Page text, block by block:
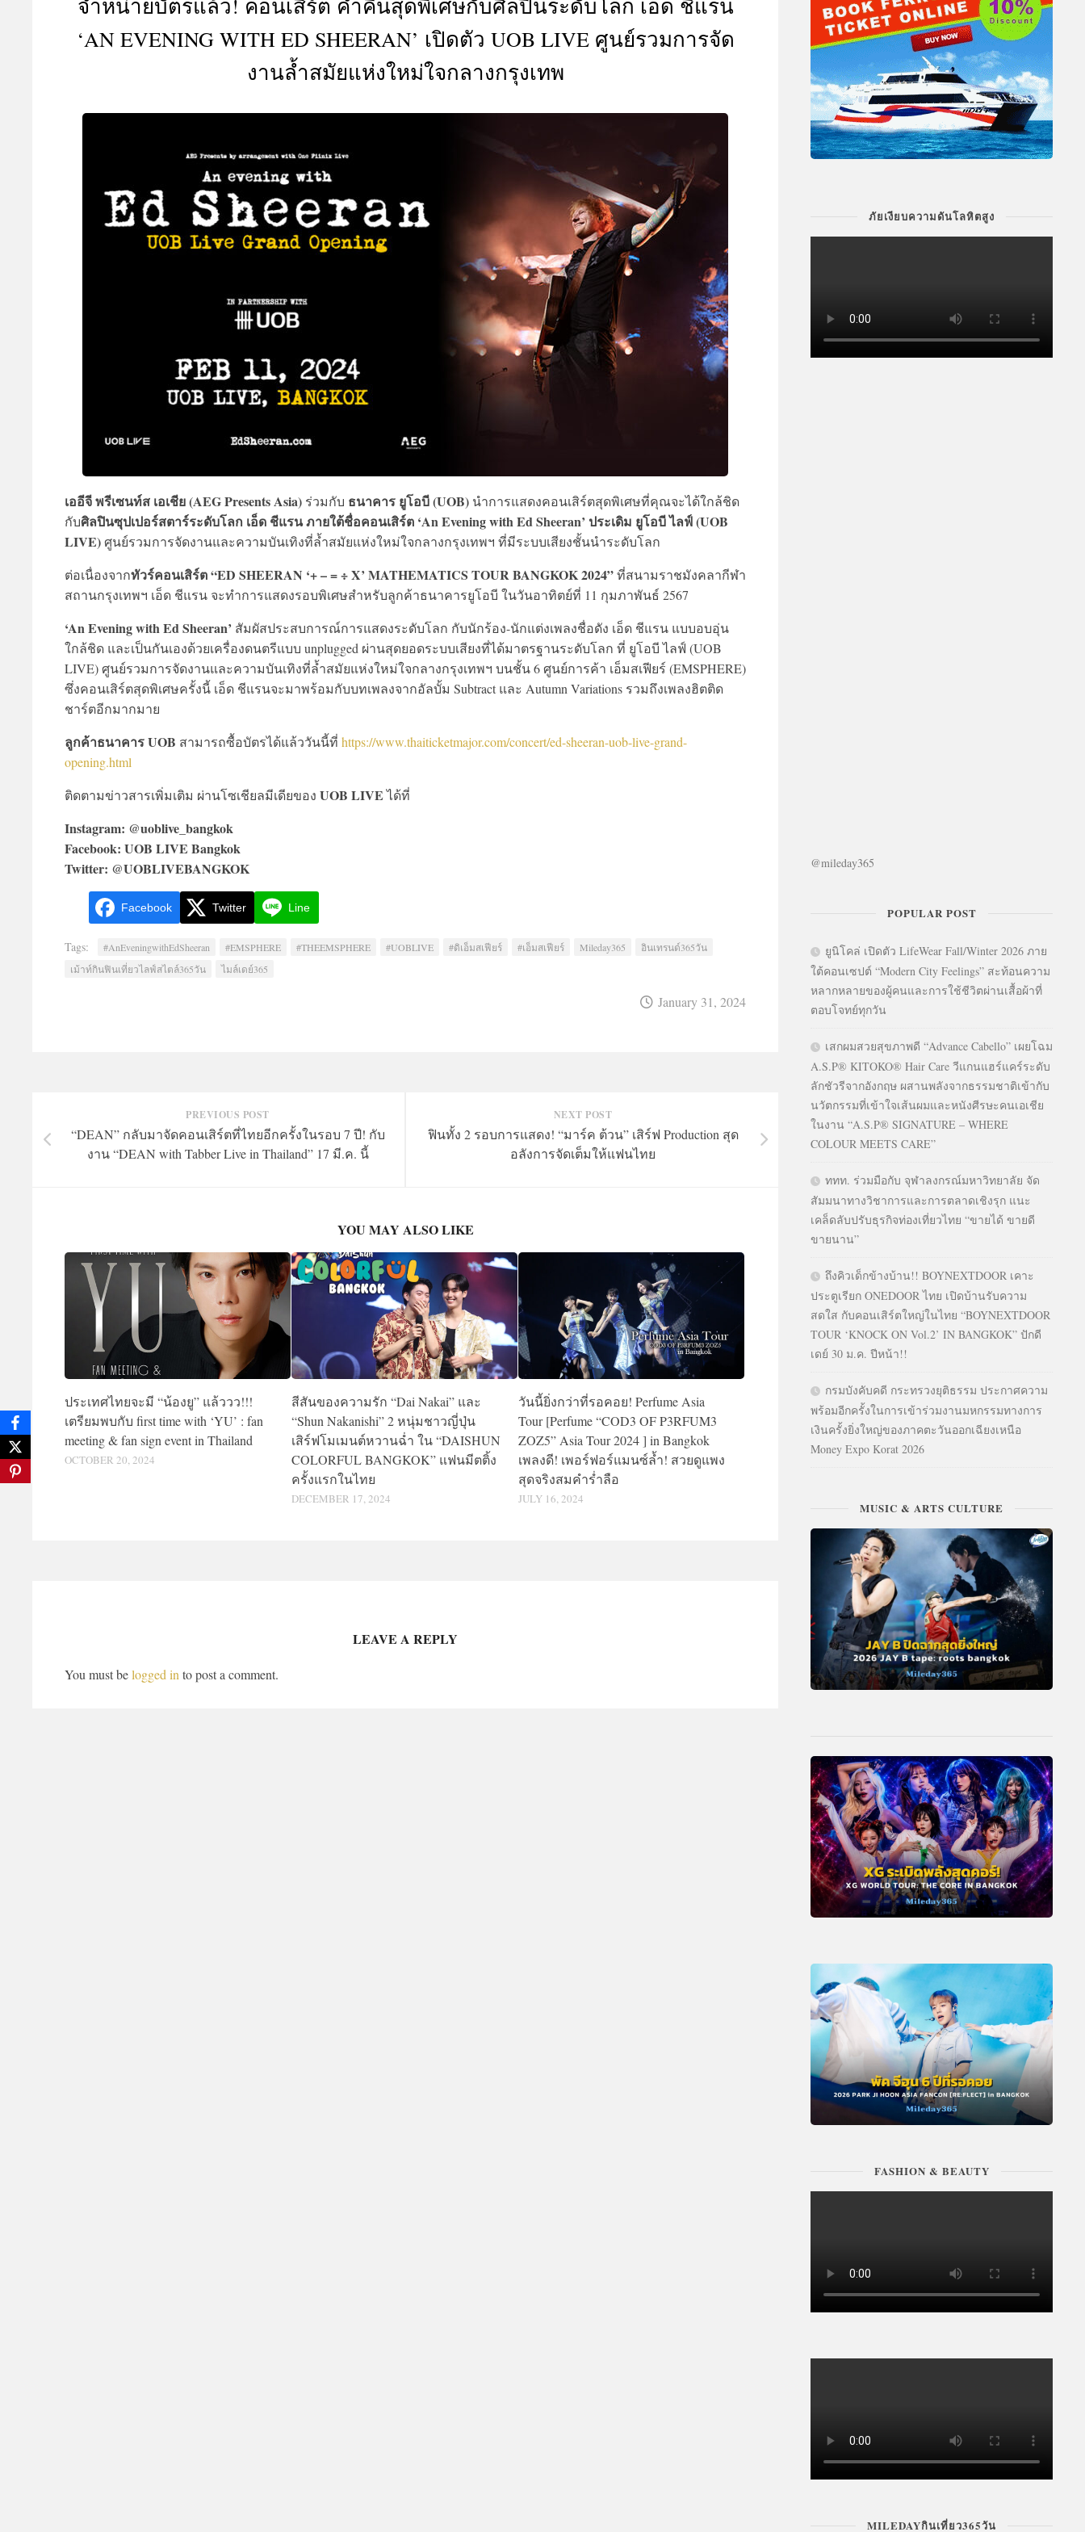
&
EVENT
จำหน่ายบัตรแล้ว! คอนเสิร์ต ค่ำคืนสุดพิเศษกับศิลปินระดับโลก เอ็ด ชีแรน
‘AN EVENING WITH ED SHEERAN’ เปิดตัว UOB LIVE ศูนย์รวมการจัด
งานล้ำสมัยแห่งใหม่ใจกลางกรุงเทพ
เออีจี พรีเซนท์ส เอเชีย (AEG Presents Asia) ร่วมกับ ธนาคาร ยูโอบี (UOB) นำการแสดงคอนเสิร์ตสุดพิเศษที่คุณจะได้ใกล้ชิด
กับศิลปินซุปเปอร์สตาร์ระดับโลก เอ็ด ชีแรน ภายใต้ชื่อคอนเสิร์ต ‘An Evening with Ed Sheeran’ ประเดิม ยูโอบี ไลฟ์ (UOB
LIVE)ศูนย์รวมการจัดงานและความบันเทิงที่ล้ำสมัยแห่งใหม่ใจกลางกรุงเทพฯ ที่มีระบบเสียงชั้นนำระดับโลก
ต่อเนื่องจากทัวร์คอนเสิร์ต “ED SHEERAN ‘+ – = ÷ X’ MATHEMATICS TOUR BANGKOK 2024”ที่สนามราชมังคลากีฬา
สถานกรุงเทพฯ เอ็ด ชีแรน จะทำการแสดงรอบพิเศษสำหรับลูกค้าธนาคารยูโอบี ในวันอาทิตย์ที่ 11 กุมภาพันธ์ 2567
‘An Evening with Ed Sheeran’ สัมผัสประสบการณ์การแสดงระดับโลก กับนักร้อง-นักแต่งเพลงชื่อดัง เอ็ด ชีแรน แบบอบอุ่น
ใกล้ชิด และเป็นกันเองด้วยเครื่องดนตรีแบบ unplugged ผ่านสุดยอดระบบเสียงที่ได้มาตรฐานระดับโลก ที่ ยูโอบี ไลฟ์ (UOB
LIVE) ศูนย์รวมการจัดงานและความบันเทิงที่ล้ำสมัยแห่งใหม่ใจกลางกรุงเทพฯ บนชั้น 6 ศูนย์การค้า เอ็มสเฟียร์ (EMSPHERE)
ซึ่งคอนเสิร์ตสุดพิเศษครั้งนี้ เอ็ด ชีแรนจะมาพร้อมกับบทเพลงจากอัลบั้ม Subtract และ Autumn Variations รวมถึงเพลงฮิตติด
ชาร์ตอีกมากมาย
ลูกค้าธนาคาร UOB สามารถซื้อบัตรได้แล้ววันนี้ที่ https://www.thaiticketmajor.com/concert/ed-sheeran-uob-live-grand-
opening.html
ติดตามข่าวสารเพิ่มเติม ผ่านโซเชียลมีเดียของ UOB LIVEได้ที่
Instagram: @uoblive_bangkok
Facebook: UOB LIVE Bangkok
Twitter: @UOBLIVEBANGKOK
Facebook Twitter Line
Tags: #AnEveningwithEdSheeran #EMSPHERE #THEEMSPHERE #UOBLIVE #ดิเอ็มสเฟียร์ #เอ็มสเฟียร์ Mileday365
อินเทรนด์365วัน
เม้าท์กินฟินเที่ยวไลฟ์สไตล์365วัน
ไมล์เดย์365
January 31, 2024
NEXT POST
ฟินทั้ง 2 รอบการแสดง! “มาร์ค ต้วน” เสิร์ฟ Production สุด
อลังการจัดเต็มให้แฟนไทย
PREVIOUS POST
“DEAN” กลับมาจัดคอนเสิร์ตที่ไทยอีกครั้งในรอบ 7 ปี! กับ
งาน “DEAN with Tabber Live in Thailand” 17 มี.ค. นี้
YOU MAY ALSO LIKE
ประเทศไทยจะมี “น้องยู” แล้ววว!!!
เตรียมพบกับ first time with ‘YU’ : fan
meeting & fan sign event in Thailand
OCTOBER 20, 2024
สีสันของความรัก “Dai Nakai” และ
“Shun Nakanishi” 2 หนุ่มชาวญี่ปุ่น
เสิร์ฟโมเมนต์หวานฉ่ำ ใน “DAISHUN
COLORFUL BANGKOK” แฟนมีตติ้ง
ครั้งแรกในไทย
DECEMBER 17, 2024
วันนี้ยิ่งกว่าที่รอคอย! Perfume Asia
Tour [Perfume “COD3 OF P3RFUM3
ZOZ5” Asia Tour 2024 ] in Bangkok
เพลงดี! เพอร์ฟอร์แมนซ์ล้ำ! สวยดูแพง
สุดจริงสมคำร่ำลือ
JULY 16, 2024
LEAVE A REPLY
You must belogged into post a comment.
ภัยเงียบความดันโลหิตสูง
@mileday365
POPULAR POST
ยูนิโคล่ เปิดตัว LifeWear Fall/Winter 2026 ภาย
ใต้คอนเซปต์ “Modern City Feelings” สะท้อนความ
หลากหลายของผู้คนและการใช้ชีวิตผ่านเสื้อผ้าที่
ตอบโจทย์ทุกวัน
เสกผมสวยสุขภาพดี “Advance Cabello” เผยโฉม
A.S.P® KITOKO® Hair Care วีแกนแฮร์แคร์ระดับ
ลักชัวรีจากอังกฤษ ผสานพลังจากธรรมชาติเข้ากับ
นวัตกรรมที่เข้าใจเส้นผมและหนังศีรษะคนเอเชีย
ในงาน “A.S.P® SIGNATURE – WHERE
COLOUR MEETS CARE”
ททท. ร่วมมือกับ จุฬาลงกรณ์มหาวิทยาลัย จัด
สัมมนาทางวิชาการและการตลาดเชิงรุก แนะ
เคล็ดลับปรับธุรกิจท่องเที่ยวไทย “ขายได้ ขายดี
ขายนาน”
ถึงคิวเด็กข้างบ้าน!! BOYNEXTDOOR เคาะ
ประตูเรียก ONEDOOR ไทย เปิดบ้านรับความ
สดใส กับคอนเสิร์ตใหญ่ในไทย “BOYNEXTDOOR
TOUR ‘KNOCK ON Vol.2’ IN BANGKOK” ปักดี
เดย์ 30 ม.ค. ปีหน้า!!
กรมบังคับคดี กระทรวงยุติธรรม ประกาศความ
พร้อมอีกครั้งในการเข้าร่วมงานมหกรรมทางการ
เงินครั้งยิ่งใหญ่ของภาคตะวันออกเฉียงเหนือ
Money Expo Korat 2026
MUSIC & ARTS CULTURE
FASHION & BEAUTY
MILEDAYกินเที่ยว365วัน